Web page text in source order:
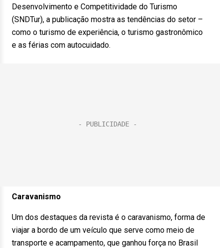
Desenvolvimento e Competitividade do Turismo
(SNDTur), a publicação mostra as tendências do setor –
como o turismo de experiência, o turismo gastronômico
e as férias com autocuidado.
Caravanismo
Um dos destaques da revista é o caravanismo, forma de
viajar a bordo de um veículo que serve como meio de
transporte e acampamento, que ganhou força no Brasil